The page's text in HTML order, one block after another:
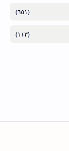
(٦٥١)
(١١٣)